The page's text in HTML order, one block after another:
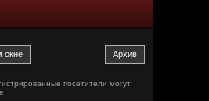
посетители могут